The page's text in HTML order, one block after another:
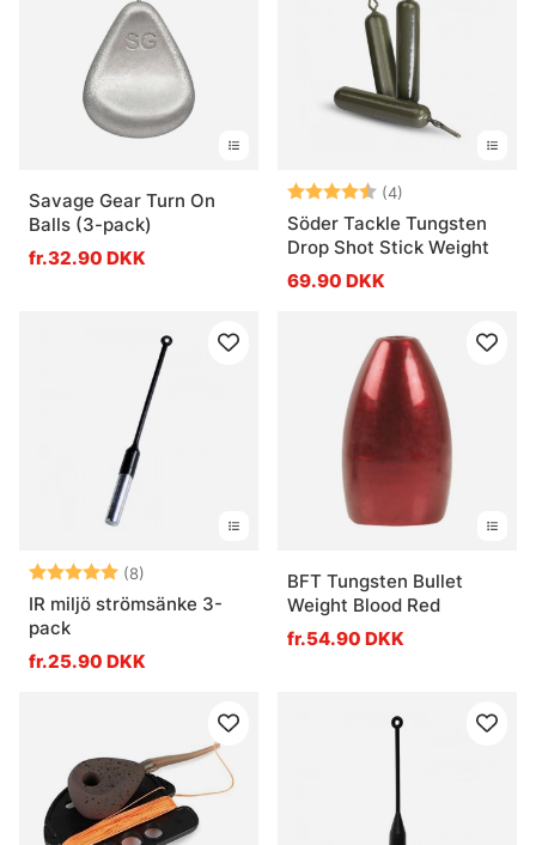
Savage Gear Turn On
Balls (3-pack)
fr.32.90 DKK
Vurdering: (4)
Söder Tackle Tungsten
Drop Shot Stick Weight
69.90 DKK
Vurdering: (8)
5.0 ud af 5 stjerner
IR miljö strömsänke 3-
pack
fr.25.90 DKK
BFT Tungsten Bullet
Weight Blood Red
fr.54.90 DKK